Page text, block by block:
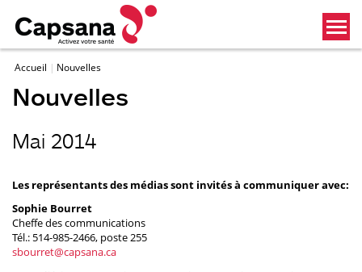
Accueil Nouvelles
Nouvelles
Mai 2014
Les représentants des médias sont invités à communiquer avec:
Sophie Bourret
Cheffe des communications
Tél.: 514-985-2466, poste 255
sbourret@capsana.ca